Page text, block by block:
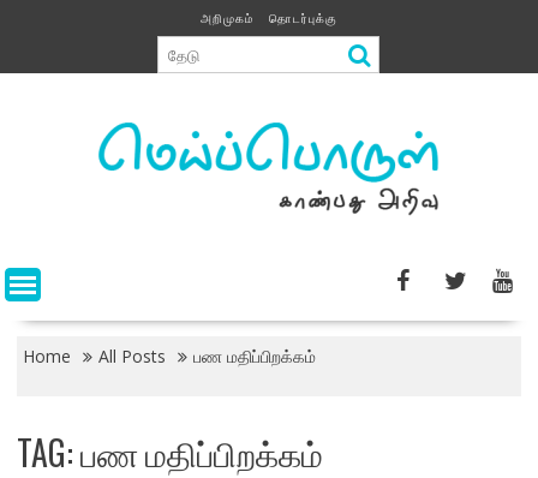
content
அறிமுகம் தொடர்புக்கு
Home All Posts பண மதிப்பிறக்கம்
TAG:பண மதிப்பிறக்கம்